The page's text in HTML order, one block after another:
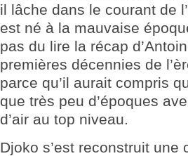
il lâche dans le courant de
est né à la mauvaise
pas du lire la récap
premières décennies de
parce qu’il aurait compris
que très peu d’époques
d’air au top niveau.
Djoko s’est reconstruit une